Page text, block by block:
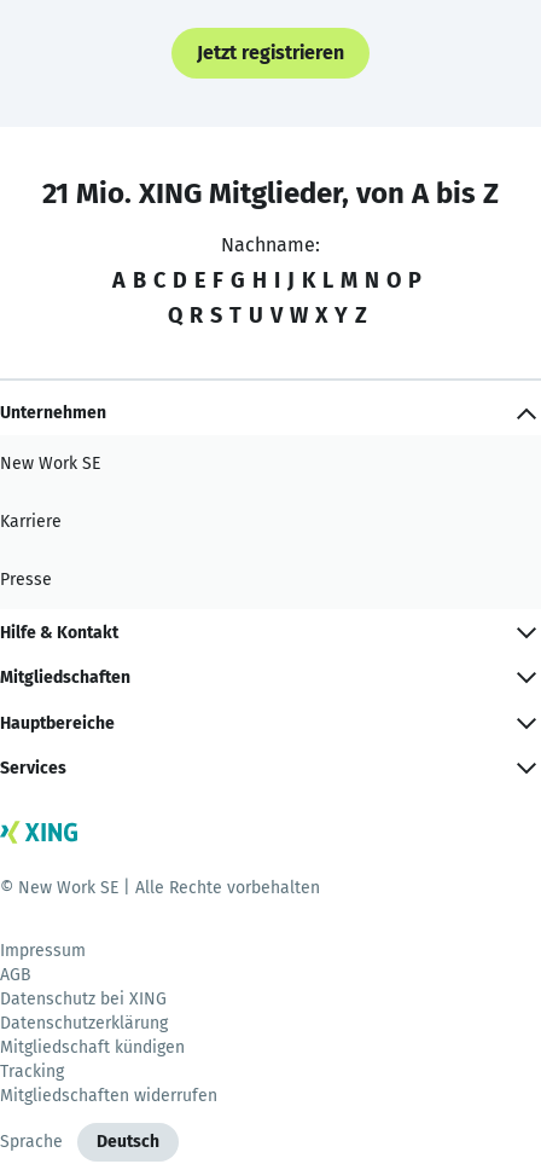
Jetzt registrieren
21 Mio. XING Mitglieder, von A bis Z
Nachname:
A B C D E F G H I J K L M N O P
Q R S T U V W X Y Z
Unternehmen
New Work SE
Karriere
Presse
Hilfe & Kontakt
Mitgliedschaften
Hauptbereiche
Services
© New Work SE | Alle Rechte vorbehalten
Impressum
AGB
Datenschutz bei XING
Datenschutzerklärung
Mitgliedschaft kündigen
Tracking
Mitgliedschaften widerrufen
Sprache Deutsch